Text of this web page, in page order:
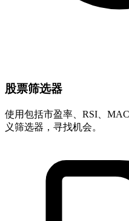
股票筛选器
使用包括市盈率、RSI、
义筛选器，寻找机会。